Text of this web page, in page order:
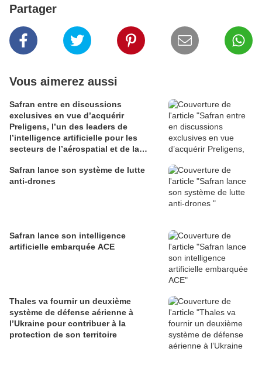
Partager
Vous aimerez aussi
Safran entre en discussions
exclusives en vue d’acquérir
Preligens, l’un des leaders de
l’intelligence artificielle pour les
secteurs de l’aérospatial et de la
Safran lance son système de lutte
anti-drones
Safran lance son intelligence
artificielle embarquée ACE
Thales va fournir un deuxième
système de défense aérienne à
l’Ukraine pour contribuer à la
protection de son territoire